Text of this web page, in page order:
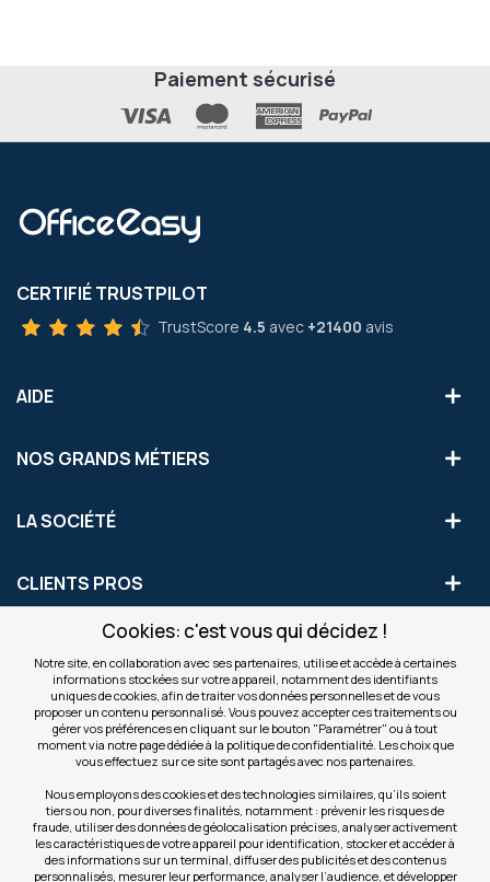
Cookies: c'est vous qui décidez !
Notre site, en collaboration avec ses partenaires, utilise et accède à certaines
informations stockées sur votre appareil, notamment des identifiants
uniques de cookies, afin de traiter vos données personnelles et de vous
proposer un contenu personnalisé. Vous pouvez accepter ces traitements ou
gérer vos préférences en cliquant sur le bouton "Paramétrer" ou à tout
moment via notre page dédiée à la politique de confidentialité. Les choix que
vous effectuez sur ce site sont partagés avec nos partenaires.
Nous employons des cookies et des technologies similaires, qu’ils soient
tiers ou non, pour diverses finalités, notamment : prévenir les risques de
fraude, utiliser des données de géolocalisation précises, analyser activement
les caractéristiques de votre appareil pour identification, stocker et accéder à
des informations sur un terminal, diffuser des publicités et des contenus
personnalisés, mesurer leur performance, analyser l’audience, et développer
Paiement sécurisé
CERTIFIÉ TRUSTPILOT
TrustScore 4.5 avec +21400 avis
AIDE
NOS GRANDS MÉTIERS
LA SOCIÉTÉ
CLIENTS PROS
S'INSCRIRE AUX OFFRES COMMERCIALES
Inscription
notre
newsletter
Valider
NOS SITES